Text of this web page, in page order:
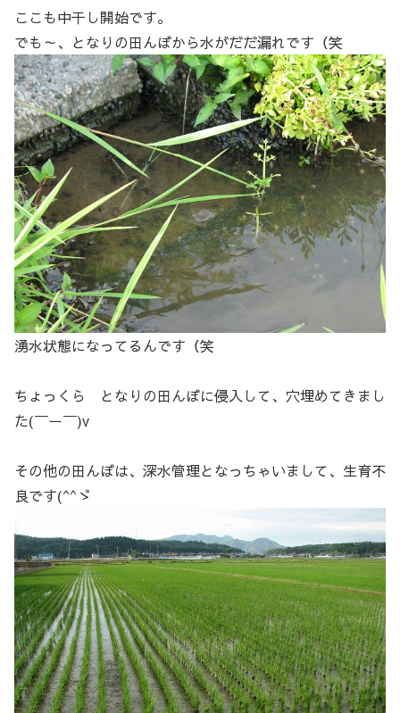
ここも中干し開始です。
でも～、となりの田んぼから水がだだ漏れです（笑
湧水状態になってるんです（笑
ちょっくら となりの田んぼに侵入して、穴埋めてきまし
た(￣ー￣)v
その他の田んぼは、深水管理となっちゃいまして、生育不
良です(^^ゞ